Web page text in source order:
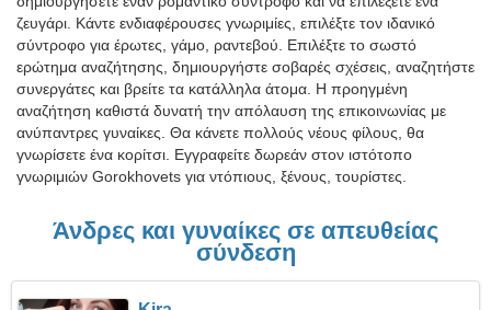
ζευγάρι. Κάντε ενδιαφέρουσες γνωριμίες, επιλέξτε τον ιδανικό
σύντροφο για έρωτες, γάμο, ραντεβού. Επιλέξτε το σωστό
ερώτημα αναζήτησης, δημιουργήστε σοβαρές σχέσεις, αναζητήστε
συνεργάτες και βρείτε τα κατάλληλα άτομα. Η προηγμένη
αναζήτηση καθιστά δυνατή την απόλαυση της επικοινωνίας με
ανύπαντρες γυναίκες. Θα κάνετε πολλούς νέους φίλους, θα
γνωρίσετε ένα κορίτσι. Εγγραφείτε δωρεάν στον ιστότοπο
γνωριμιών Gorokhovets για ντόπιους, ξένους, τουρίστες.
Άνδρες και γυναίκες σε απευθείας
σύνδεση